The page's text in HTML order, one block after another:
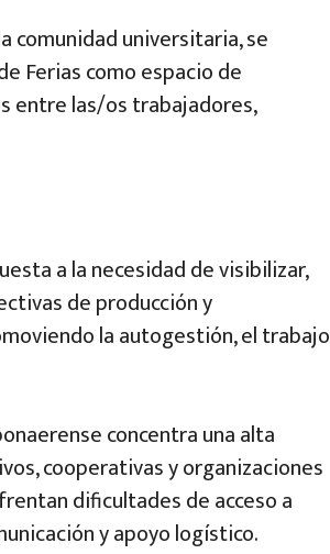
comunidad universitaria, se
Ferias como espacio de
entre las/os trabajadores,
a la necesidad de visibilizar,
de producción y
la autogestión, el trabajo
concentra una alta
cooperativas y organizaciones
dificultades de acceso a
y apoyo logístico.